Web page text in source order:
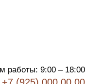
работы: 9:00 – 18:00